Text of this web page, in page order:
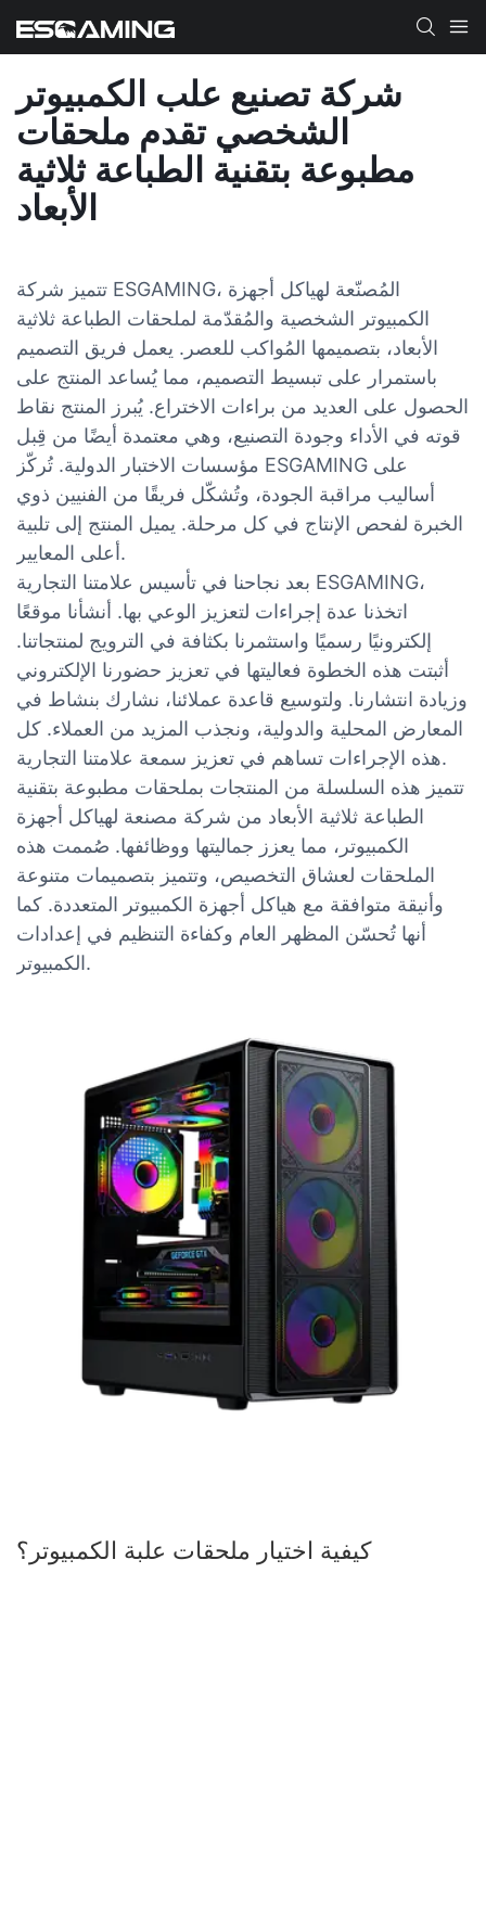
شركة تصنيع علب الكمبيوتر
الشخصي تقدم ملحقات
مطبوعة بتقنية الطباعة ثلاثية
الأبعاد
تتميز شركة ESGAMING، المُصنّعة لهياكل أجهزة
الكمبيوتر الشخصية والمُقدّمة لملحقات الطباعة ثلاثية
الأبعاد، بتصميمها المُواكب للعصر. يعمل فريق التصميم
باستمرار على تبسيط التصميم، مما يُساعد المنتج على
الحصول على العديد من براءات الاختراع. يُبرز المنتج نقاط
قوته في الأداء وجودة التصنيع، وهي معتمدة أيضًا من قِبل
مؤسسات الاختبار الدولية. تُركّز ESGAMING على
أساليب مراقبة الجودة، وتُشكّل فريقًا من الفنيين ذوي
الخبرة لفحص الإنتاج في كل مرحلة. يميل المنتج إلى تلبية
أعلى المعايير.
بعد نجاحنا في تأسيس علامتنا التجارية ESGAMING،
اتخذنا عدة إجراءات لتعزيز الوعي بها. أنشأنا موقعًا
إلكترونيًا رسميًا واستثمرنا بكثافة في الترويج لمنتجاتنا.
أثبتت هذه الخطوة فعاليتها في تعزيز حضورنا الإلكتروني
وزيادة انتشارنا. ولتوسيع قاعدة عملائنا، نشارك بنشاط في
المعارض المحلية والدولية، ونجذب المزيد من العملاء. كل
هذه الإجراءات تساهم في تعزيز سمعة علامتنا التجارية.
تتميز هذه السلسلة من المنتجات بملحقات مطبوعة بتقنية
الطباعة ثلاثية الأبعاد من شركة مصنعة لهياكل أجهزة
الكمبيوتر، مما يعزز جماليتها ووظائفها. صُممت هذه
الملحقات لعشاق التخصيص، وتتميز بتصميمات متنوعة
وأنيقة متوافقة مع هياكل أجهزة الكمبيوتر المتعددة. كما
أنها تُحسّن المظهر العام وكفاءة التنظيم في إعدادات
الكمبيوتر.
كيفية اختيار ملحقات علبة الكمبيوتر؟